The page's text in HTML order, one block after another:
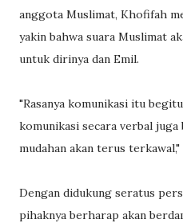
anggota Muslimat, Khofifah
yakin bahwa suara Muslimat
untuk dirinya dan Emil.
"Rasanya komunikasi itu
komunikasi secara verbal
mudahan akan terus
Dengan didukung seratus
pihaknya berharap akan